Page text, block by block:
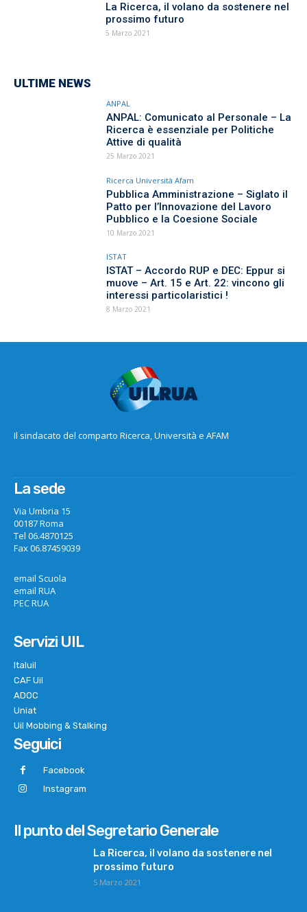
La Ricerca, il volano da sostenere nel
prossimo futuro
5 Marzo 2021
ULTIME NEWS
ANPAL
ANPAL: Comunicato al Personale – La
Ricerca è essenziale per Politiche
Attive di qualità
25 Marzo 2021
Ricerca Università Afam
Pubblica Amministrazione – Siglato il
Patto per l’Innovazione del Lavoro
Pubblico e la Coesione Sociale
10 Marzo 2021
ISTAT
ISTAT – Accordo RUP e DEC: Eppur si
muove – Art. 15 e Art. 22: vincono gli
interessi particolaristici !
8 Marzo 2021
Il sindacato del comparto Ricerca, Università e AFAM
La sede
Via Umbria 15
00187 Roma
Tel 06.4870125
Fax 06.87459039
email Scuola
email RUA
PEC RUA
Servizi UIL
Italuil
CAF Uil
ADOC
Uniat
Uil Mobbing & Stalking
Seguici
Facebook
Instagram
Il punto del Segretario Generale
La Ricerca, il volano da sostenere nel
prossimo futuro
5 Marzo 2021